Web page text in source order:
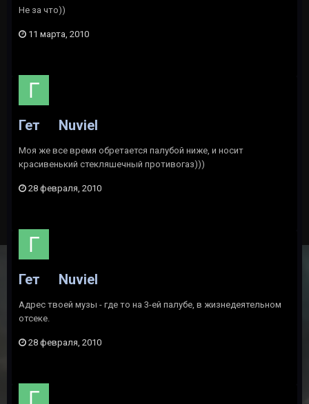
Не за что))
11 марта, 2010
Гет Nuviel
Моя же все время обретается палубой ниже, и носит
красивенький стекляшечный противогаз)))
28 февраля, 2010
Гет Nuviel
Адрес твоей музы - где то на 3-ей палубе, в жизнедеятельном
отсеке.
28 февраля, 2010